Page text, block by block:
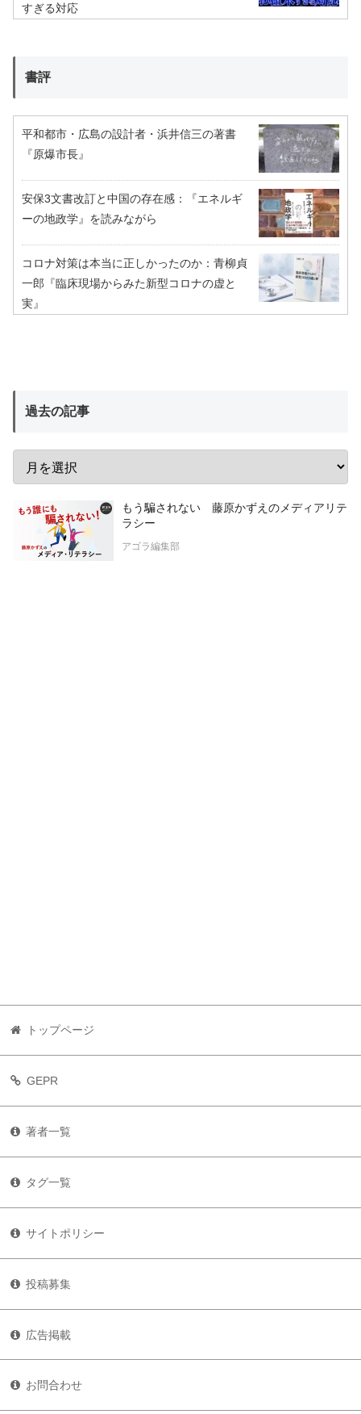
すぎる対応
書評
平和都市・広島の設計者・浜井信三の著書
『原爆市長』
安保3文書改訂と中国の存在感：『エネルギ
ーの地政学』を読みながら
コロナ対策は本当に正しかったのか：青柳貞
一郎『臨床現場からみた新型コロナの虚と
実』
過去の記事
もう騙されない 藤原かずえのメディアリテ
ラシー
アゴラ編集部
トップページ
GEPR
著者一覧
タグ一覧
サイトポリシー
投稿募集
広告掲載
お問合わせ